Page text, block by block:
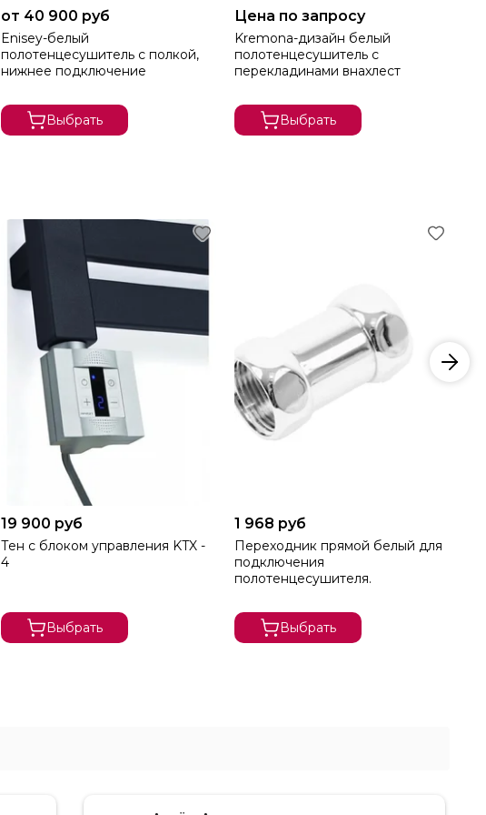
от 40 900 руб
Enisey-белый
полотенцесушитель с полкой,
нижнее подключение
Выбрать
Цена по запросу
Kremona-дизайн белый
полотенцесушитель с
перекладинами внахлест
Выбрать
19 900 руб
Тен с блоком управления KTX -
4
Выбрать
1 968 руб
Переходник прямой белый для
подключения
полотенцесушителя.
Выбрать